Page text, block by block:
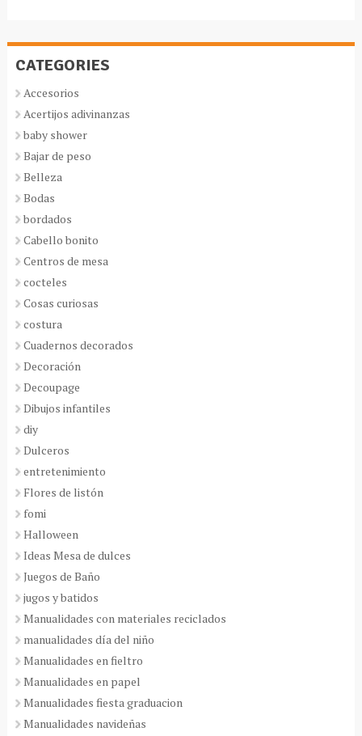
CATEGORIES
Accesorios
Acertijos adivinanzas
baby shower
Bajar de peso
Belleza
Bodas
bordados
Cabello bonito
Centros de mesa
cocteles
Cosas curiosas
costura
Cuadernos decorados
Decoración
Decoupage
Dibujos infantiles
diy
Dulceros
entretenimiento
Flores de listón
fomi
Halloween
Ideas Mesa de dulces
Juegos de Baño
jugos y batidos
Manualidades con materiales reciclados
manualidades día del niño
Manualidades en fieltro
Manualidades en papel
Manualidades fiesta graduacion
Manualidades navideñas